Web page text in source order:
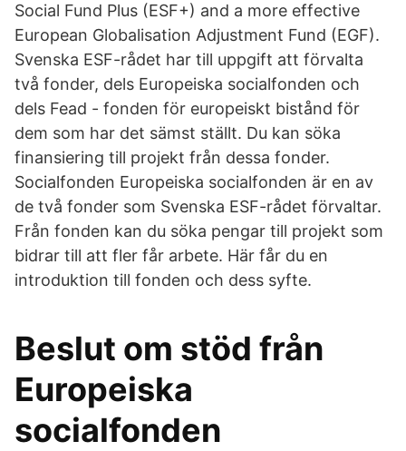
Social Fund Plus (ESF+) and a more effective
European Globalisation Adjustment Fund (EGF).
Svenska ESF-rådet har till uppgift att förvalta
två fonder, dels Europeiska socialfonden och
dels Fead - fonden för europeiskt bistånd för
dem som har det sämst ställt. Du kan söka
finansiering till projekt från dessa fonder.
Socialfonden Europeiska socialfonden är en av
de två fonder som Svenska ESF-rådet förvaltar.
Från fonden kan du söka pengar till projekt som
bidrar till att fler får arbete. Här får du en
introduktion till fonden och dess syfte.
Beslut om stöd från
Europeiska
socialfonden